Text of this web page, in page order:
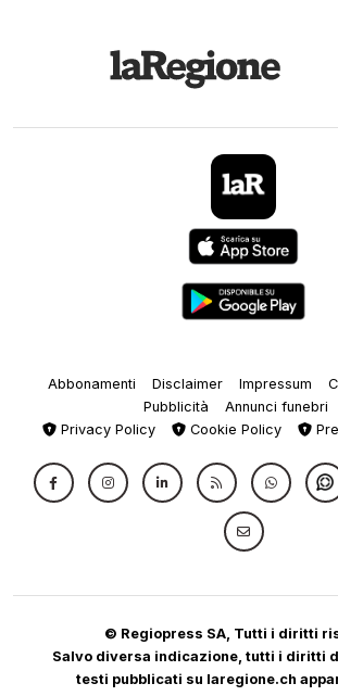
Abbonamenti Disclaimer Impressum
Pubblicità
Annunci funebri
Privacy Policy
Cookie Policy
© Regiopress SA, Tutti i diritti
Salvo diversa indicazione, tutti i diritti
testi pubblicati su laregione.ch